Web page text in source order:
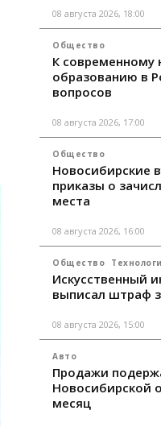
08 августа 2026, 18:00
Общество
К современному
образованию в
вопросов
08 августа 2026, 17:00
Общество
Новосибирские
приказы о
места
08 августа 2026, 16:00
Общество
Искусственный
выписал штраф
08 августа 2026, 15:00
Авто
Продажи
Новосибирской
месяц